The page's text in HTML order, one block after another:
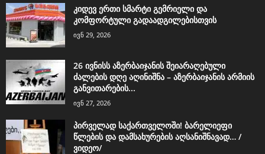
კიდევ ერთი სმარტი გემრიელი და
კომფორტული გადაადგილებისთვის
ივნ 29, 2026
26 ივნისს აზერბაიჯანის შეიარაღებული
ძალების დღე აღინიშნა – აზერბაიჯანის არმიის
განვითარების...
ივნ 27, 2026
პირველად საქართველოში! ბარელიეფი
წლების და დამსახურების აღსანიშნავად… /
ვიდეო/